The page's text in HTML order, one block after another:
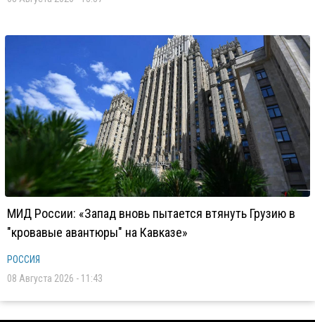
МИД России: «Запад вновь пытается втянуть Грузию в
"кровавые авантюры" на Кавказе»
РОССИЯ
08 Августа 2026 - 11:43